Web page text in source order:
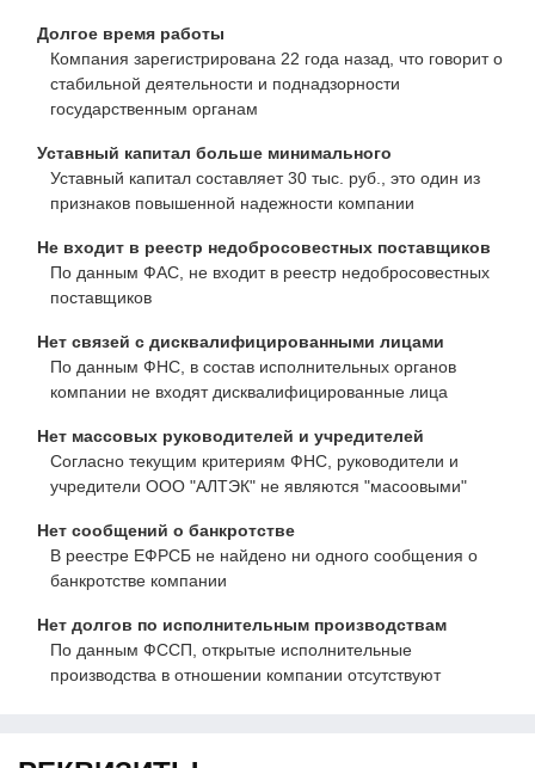
Долгое время работы
Компания зарегистрирована 22 года назад, что говорит о
стабильной деятельности и поднадзорности
государственным органам
Уставный капитал больше минимального
Уставный капитал составляет 30 тыс. руб., это один из
признаков повышенной надежности компании
Не входит в реестр недобросовестных поставщиков
По данным ФАС, не входит в реестр недобросовестных
поставщиков
Нет связей с дисквалифицированными лицами
По данным ФНС, в состав исполнительных органов
компании не входят дисквалифицированные лица
Нет массовых руководителей и учредителей
Согласно текущим критериям ФНС, руководители и
учредители ООО "АЛТЭК" не являются "масоовыми"
Нет сообщений о банкротстве
В реестре ЕФРСБ не найдено ни одного сообщения о
банкротстве компании
Нет долгов по исполнительным производствам
По данным ФССП, открытые исполнительные
производства в отношении компании отсутствуют